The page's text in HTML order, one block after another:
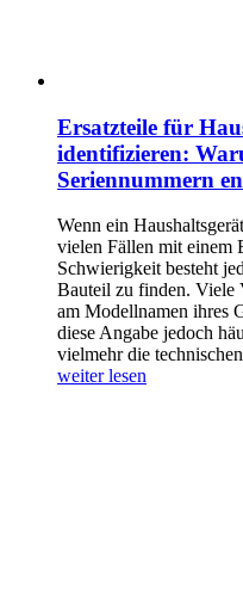
Ersatzteile für
identifizieren:
Seriennummern
Wenn ein
vielen Fällen mit einem
Schwierigkeit besteht
Bauteil zu finden. Viele
am Modellnamen ihres
diese Angabe jedoch
vielmehr die
weiter lesen